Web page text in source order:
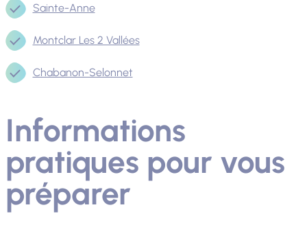
Sainte-Anne
Montclar Les 2 Vallées
Chabanon-Selonnet
Informations
pratiques pour vous
préparer